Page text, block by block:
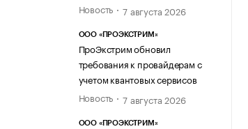
Новость
7 августа 2026
ООО «ПРОЭКСТРИМ»
ПроЭкстрим обновил
требования к провайдерам с
учетом квантовых сервисов
Новость
7 августа 2026
ООО «ПРОЭКСТРИМ»